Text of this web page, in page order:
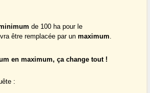
de 100 ha pour le
être remplacée par unmaximum.
en maximum, ça change tout !
: